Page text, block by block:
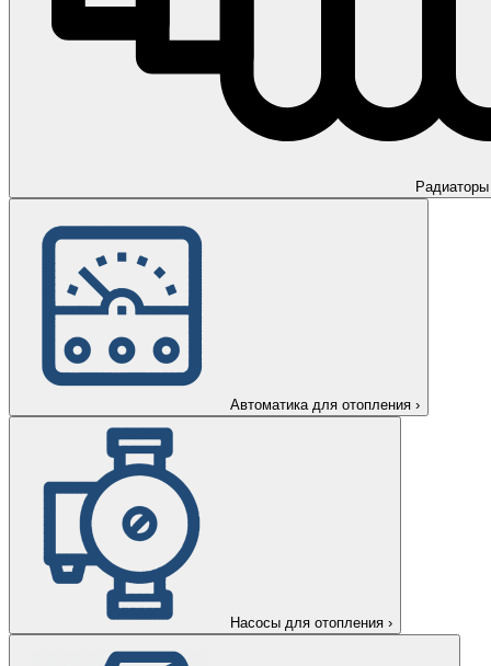
Радиаторы
Автоматика для отопления ›
Насосы для отопления ›